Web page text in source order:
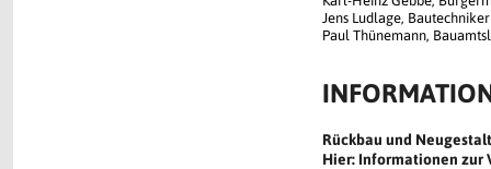
Jens Ludlage,
Paul Thünemann,
Rückbau und
Hier: Informationen zur